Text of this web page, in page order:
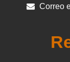
Correo